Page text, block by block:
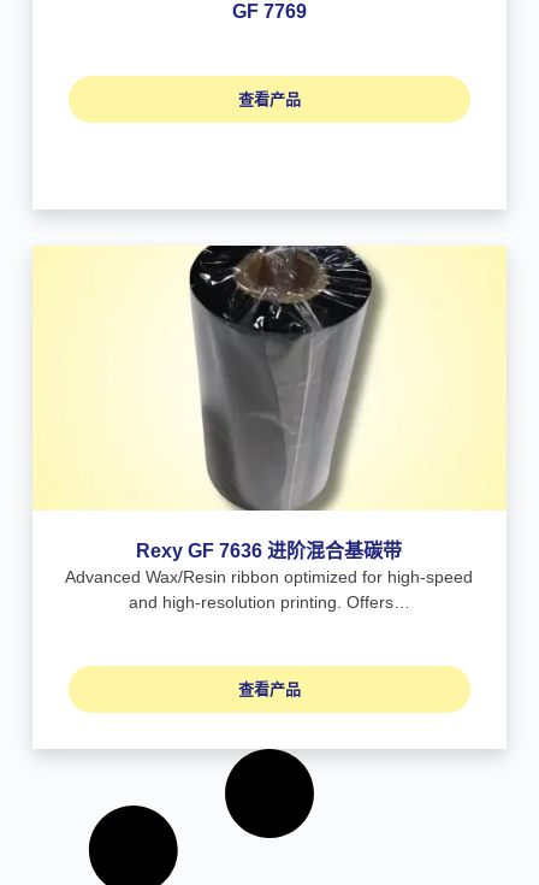
GF 7769
查看产品
Rexy GF 7636 进阶混合基碳带
Advanced Wax/Resin ribbon optimized for high-speed
and high-resolution printing. Offers…
查看产品